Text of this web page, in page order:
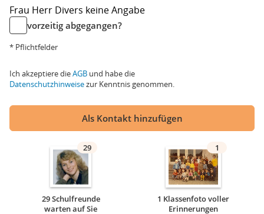
Frau Herr Divers keine Angabe
vorzeitig abgegangen?
* Pflichtfelder
Ich akzeptiere dieAGB und habe die
Datenschutzhinweisezur Kenntnis genommen.
Als Kontakt hinzufügen
29
29 Schulfreunde
warten auf Sie
1
1 Klassenfoto voller
Erinnerungen